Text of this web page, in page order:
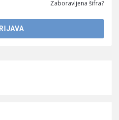
Zaboravljena šifra?